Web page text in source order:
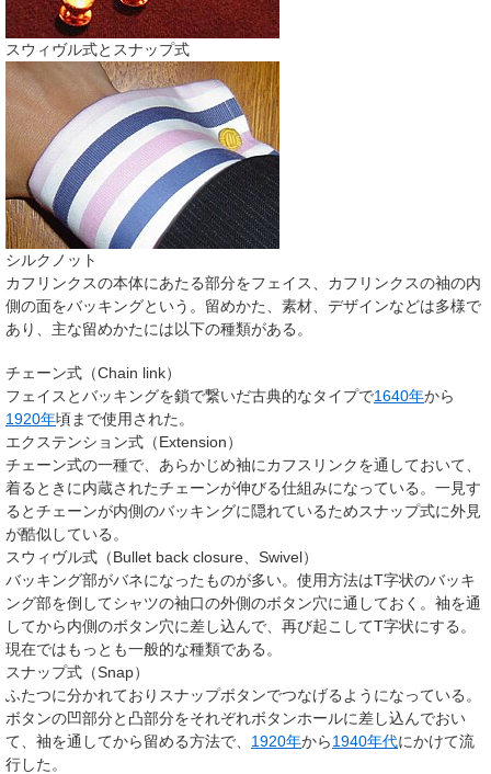
スウィヴル式とスナップ式
シルクノット
カフリンクスの本体にあたる部分をフェイス、カフリンクスの袖の内
側の面をバッキングという。留めかた、素材、デザインなどは多様で
あり、主な留めかたには以下の種類がある。
チェーン式（Chain link）
フェイスとバッキングを鎖で繋いだ古典的なタイプで1640年から
1920年頃まで使用された。
エクステンション式（Extension）
チェーン式の一種で、あらかじめ袖にカフスリンクを通しておいて、
着るときに内蔵されたチェーンが伸びる仕組みになっている。一見す
るとチェーンが内側のバッキングに隠れているためスナップ式に外見
が酷似している。
スウィヴル式（Bullet back closure、Swivel）
バッキング部がバネになったものが多い。使用方法はT字状のバッキ
ング部を倒してシャツの袖口の外側のボタン穴に通しておく。袖を通
してから内側のボタン穴に差し込んで、再び起こしてT字状にする。
現在ではもっとも一般的な種類である。
スナップ式（Snap）
ふたつに分かれておりスナップボタンでつなげるようになっている。
ボタンの凹部分と凸部分をそれぞれボタンホールに差し込んでおい
て、袖を通してから留める方法で、 1920年から1940年代にかけて流
行した。